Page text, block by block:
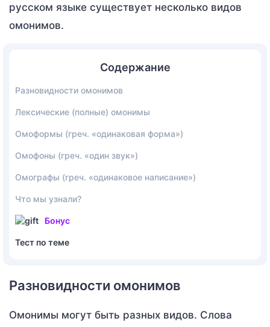
русском языке существует несколько видов
омонимов.
Содержание
Разновидности омонимов
Лексические (полные) омонимы
Омоформы (греч. «одинаковая форма»)
Омофоны (греч. «один звук»)
Омографы (греч. «одинаковое написание»)
Что мы узнали?
Бонус
Тест по теме
Разновидности омонимов
Омонимы могут быть разных видов. Слова